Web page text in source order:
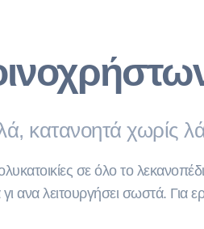
κατανοητά χωρίς
σε όλο το
γι ανα λειτουργήσει σωστά.